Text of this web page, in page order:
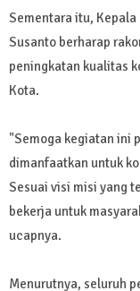
Sementara itu, Kepala
Susanto berharap
peningkatan kualitas
Kota.
"Semoga kegiatan ini
dimanfaatkan untuk
Sesuai visi misi yang
bekerja untuk
ucapnya.
Menurutnya, seluruh